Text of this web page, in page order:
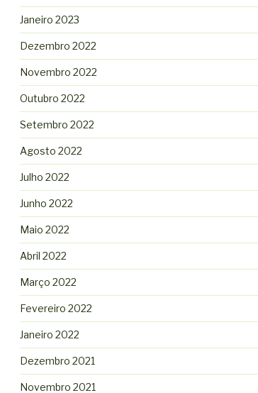
Janeiro 2023
Dezembro 2022
Novembro 2022
Outubro 2022
Setembro 2022
Agosto 2022
Julho 2022
Junho 2022
Maio 2022
Abril 2022
Março 2022
Fevereiro 2022
Janeiro 2022
Dezembro 2021
Novembro 2021